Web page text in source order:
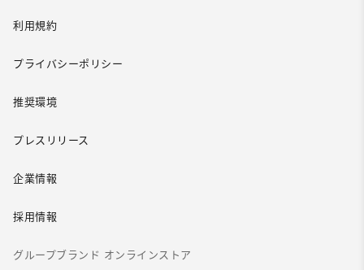
利用規約
プライバシーポリシー
推奨環境
プレスリリース
企業情報
採用情報
グループブランド オンラインストア